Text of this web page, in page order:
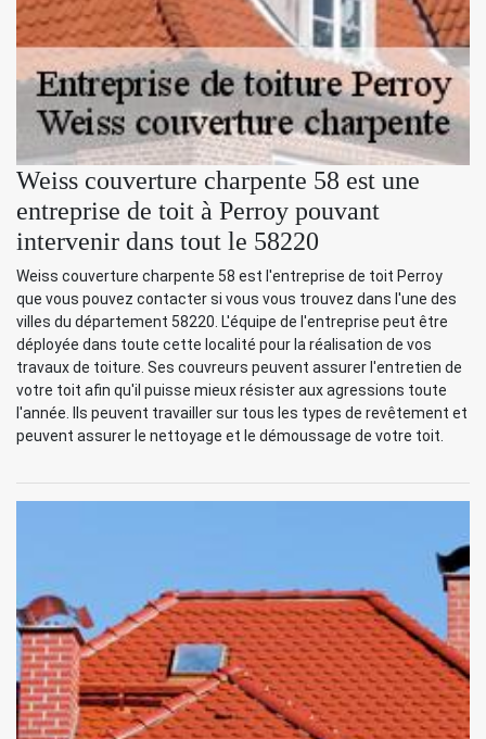
Weiss couverture charpente 58 est une
entreprise de toit à Perroy pouvant
intervenir dans tout le 58220
Weiss couverture charpente 58 est l'entreprise de toit Perroy
que vous pouvez contacter si vous vous trouvez dans l'une des
villes du département 58220. L'équipe de l'entreprise peut être
déployée dans toute cette localité pour la réalisation de vos
travaux de toiture. Ses couvreurs peuvent assurer l'entretien de
votre toit afin qu'il puisse mieux résister aux agressions toute
l'année. Ils peuvent travailler sur tous les types de revêtement et
peuvent assurer le nettoyage et le démoussage de votre toit.